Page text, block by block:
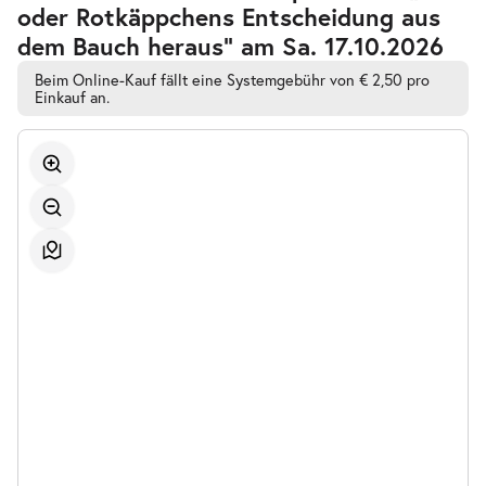
oder Rotkäppchens Entscheidung aus
dem Bauch heraus” am Sa. 17.10.2026
Beim Online-Kauf fällt eine Systemgebühr von € 2,50 pro
Einkauf an.
automatischen
Bestplatzwahl